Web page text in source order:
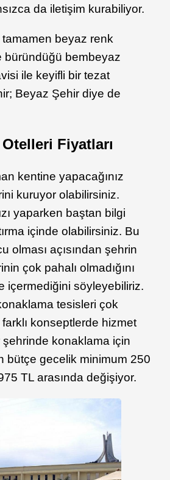
da iletişim kurabiliyor.
beyaz renk
büründüğü bembeyaz
ile keyifli bir tezat
Beyaz Şehir diye de
Fiyatları
kentine yapacağınız
kuruyor olabilirsiniz.
yaparken baştan bilgi
içinde olabilirsiniz. Bu
olması açısından şehrin
çok pahalı olmadığını
içermediğini söyleyebiliriz.
tesisleri çok
konseptlerde hizmet
konaklama için
bütçe gecelik minimum 250
TL arasında değişiyor.